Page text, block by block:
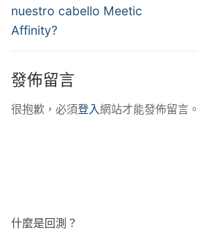
nuestro cabello Meetic
Affinity?
發佈留言
很抱歉，必須登入網站才能發佈留言。
什麼是回測？